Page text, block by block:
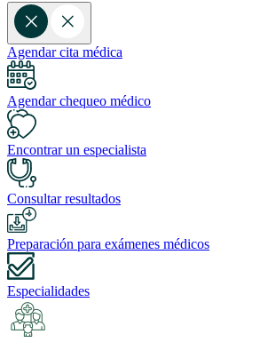
Agendar cita médica
Agendar chequeo médico
Encontrar un especialista
Consultar resultados
Preparación para exámenes médicos
Especialidades